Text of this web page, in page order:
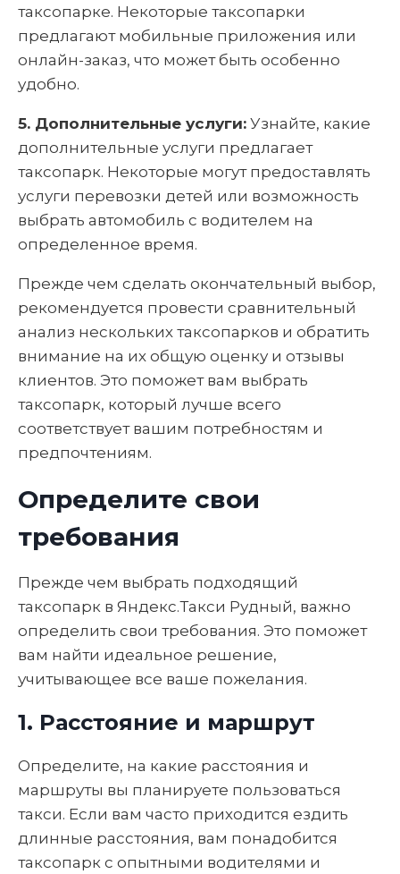
таксопарке. Некоторые таксопарки
предлагают мобильные приложения или
онлайн-заказ, что может быть особенно
удобно.
5. Дополнительные услуги: Узнайте, какие
дополнительные услуги предлагает
таксопарк. Некоторые могут предоставлять
услуги перевозки детей или возможность
выбрать автомобиль с водителем на
определенное время.
Прежде чем сделать окончательный выбор,
рекомендуется провести сравнительный
анализ нескольких таксопарков и обратить
внимание на их общую оценку и отзывы
клиентов. Это поможет вам выбрать
таксопарк, который лучше всего
соответствует вашим потребностям и
предпочтениям.
Определите свои
требования
Прежде чем выбрать подходящий
таксопарк в Яндекс.Такси Рудный, важно
определить свои требования. Это поможет
вам найти идеальное решение,
учитывающее все ваше пожелания.
1. Расстояние и маршрут
Определите, на какие расстояния и
маршруты вы планируете пользоваться
такси. Если вам часто приходится ездить
длинные расстояния, вам понадобится
таксопарк с опытными водителями и